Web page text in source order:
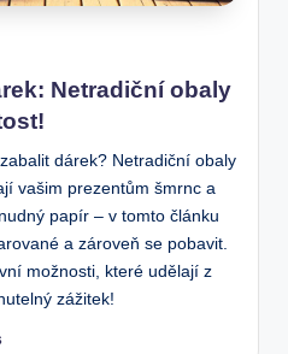
Netradiční obaly
dárek? Netradiční obaly
vašim prezentům šmrnc a
papír – v tomto článku
a zároveň se pobavit.
možnosti, které udělají z
zážitek!